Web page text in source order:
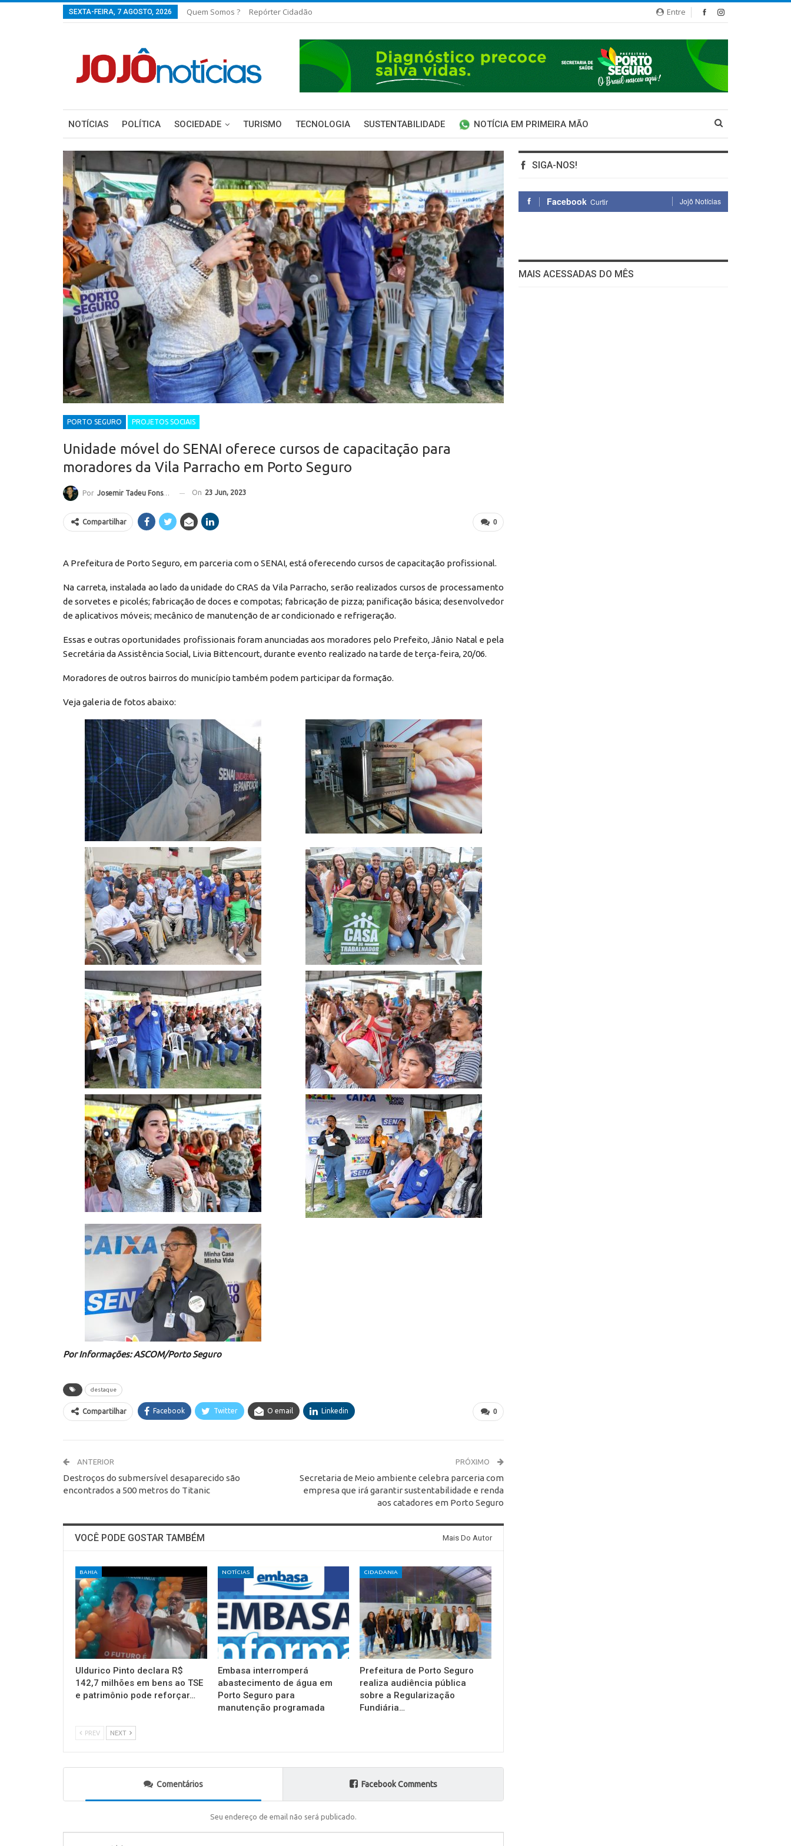
Entre
SEXTA-FEIRA, 7 AGOSTO, 2026 Quem Somos ? Repórter Cidadão
NOTÍCIAS POLÍTICA SOCIEDADE TURISMO TECNOLOGIA SUSTENTABILIDADE NOTÍCIA EM PRIMEIRA MÃO
PORTO SEGURO PROJETOS SOCIAIS
Unidade móvel do SENAI oferece cursos de capacitação para
moradores da Vila Parracho em Porto Seguro
Por Josemir Tadeu Fonseca On 23 Jun, 2023
0
Compartilhar
A Prefeitura de Porto Seguro, em parceria com o SENAI, está oferecendo cursos de capacitação profissional.
Na carreta, instalada ao lado da unidade do CRAS da Vila Parracho, serão realizados cursos de processamento
de sorvetes e picolés; fabricação de doces e compotas; fabricação de pizza; panificação básica; desenvolvedor
de aplicativos móveis; mecânico de manutenção de ar condicionado e refrigeração.
Essas e outras oportunidades profissionais foram anunciadas aos moradores pelo Prefeito, Jânio Natal e pela
Secretária da Assistência Social, Livia Bittencourt, durante evento realizado na tarde de terça-feira, 20/06.
Moradores de outros bairros do município também podem participar da formação.
Veja galeria de fotos abaixo:
Por Informações: ASCOM/Porto Seguro
destaque
0
Compartilhar Facebook Twitter O email Linkedin
ANTERIOR
Destroços do submersível desaparecido são
encontrados a 500 metros do Titanic
PRÓXIMO
Secretaria de Meio ambiente celebra parceria com
empresa que irá garantir sustentabilidade e renda
aos catadores em Porto Seguro
VOCÊ PODE GOSTAR TAMBÉM Mais Do Autor
BAHIA
Uldurico Pinto declara R$
142,7 milhões em bens ao TSE
e patrimônio pode reforçar…
NOTÍCIAS
Embasa interromperá
abastecimento de água em
Porto Seguro para
manutenção programada
CIDADANIA
Prefeitura de Porto Seguro
realiza audiência pública
sobre a Regularização
Fundiária…
PREV NEXT
Comentários Facebook Comments
Seu endereço de email não será publicado.
SIGA-NOS!
Facebook Curtir Jojô Notícias
MAIS ACESSADAS DO MÊS